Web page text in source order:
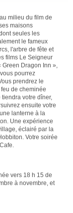
milieu du film de
maisons
seules les
le fameux
l'arbre de fête et
films Le Seigneur
Dragon Inn »,
pourrez
prendrez le
de cheminée
votre dîner,
ensuite votre
lanterne à la
Une expérience
éclairé par la
Votre soirée
vers 18 h 15 de
à novembre, et